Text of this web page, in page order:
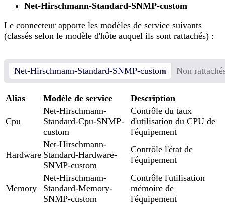
Net-Hirschmann-Standard-SNMP-custom
Le connecteur apporte les modèles de service suivants
(classés selon le modèle d'hôte auquel ils sont rattachés) :
Net-Hirschmann-Standard-SNMP-custom Non
Alias Modèle de service Description
Cpu
Net-Hirschmann-
Standard-Cpu-SNMP-
custom
Contrôle du taux
d'utilisation du CPU de
l'équipement
Hardware
Net-Hirschmann-
Standard-Hardware-
SNMP-custom
Contrôle l'état de
l'équipement
Memory
Net-Hirschmann-
Standard-Memory-
SNMP-custom
Contrôle l'utilisation
mémoire de
l'équipement